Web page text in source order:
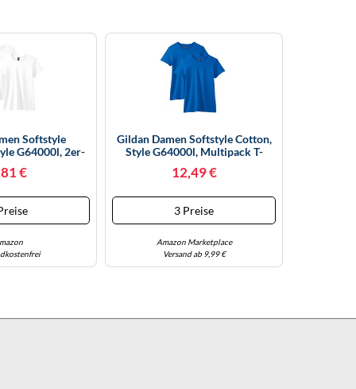
Softstyle
G64000l, 2er-
€
Gildan Damen Softstyle Cotton,
Style G64000l, Multipack T-
(2er Pack)
12,49 €
3 Preise
Amazon Marketplace
Versand ab 9,99 €